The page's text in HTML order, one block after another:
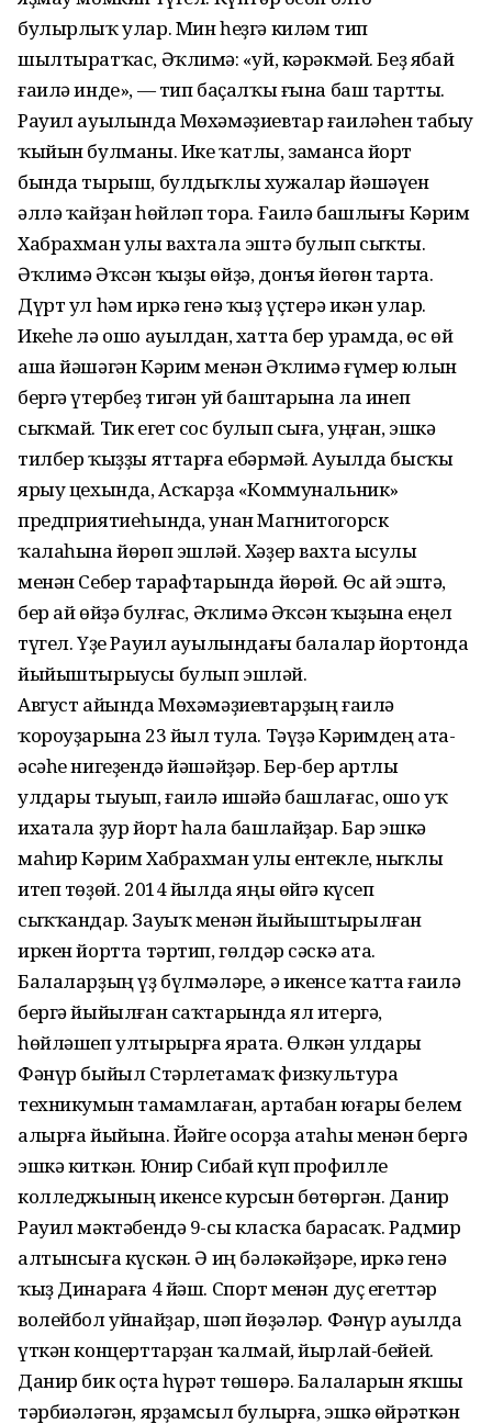
булырлыҡ улар. Мин һеҙгә киләм тип
шылтыратҡас, Әҡлимә: «Ҡуй, кәрәкмәй. Беҙ ябай
ғаилә инде», — тип баҫалҡы ғына баш тартты.
Рауил ауылында Мөхәмәҙиевтар ғаиләһен табыу
ҡыйын булманы. Ике ҡатлы, заманса йорт
бында тырыш, булдыҡлы хужалар йәшәүен
әллә ҡайҙан һөйләп тора. Ғаилә башлығы Кәрим
Хабрахман улы вахтала эштә булып сыҡты.
Әҡлимә Әҡсән ҡыҙы өйҙә, донъя йөгөн тарта.
Дүрт ул һәм иркә генә ҡыҙ үҫтерә икән улар.
Икеһе лә ошо ауылдан, хатта бер урамда, өс өй
аша йәшәгән Кәрим менән Әҡлимә ғүмер юлын
бергә үтербеҙ тигән уй баштарына ла инеп
сыҡмай. Тик егет сос булып сыға, уңған, эшкә
тилбер ҡыҙҙы яттарға ебәрмәй. Ауылда бысҡы
ярыу цехында, Асҡарҙа «Коммунальник»
предприятиеһында, унан Магнитогорск
ҡалаһына йөрөп эшләй. Хәҙер вахта ысулы
менән Себер тарафтарында йөрөй. Өс ай эштә,
бер ай өйҙә булғас, Әҡлимә Әҡсән ҡыҙына еңел
түгел. Үҙе Рауил ауылындағы балалар йортонда
йыйыштырыусы булып эшләй.
Август айында Мөхәмәҙиевтарҙың ғаилә
ҡороуҙарына 23 йыл тула. Тәүҙә Кәримдең ата-
әсәһе нигеҙендә йәшәйҙәр. Бер-бер артлы
улдары тыуып, ғаилә ишәйә башлағас, ошо уҡ
ихатала ҙур йорт һала башлайҙар. Бар эшкә
маһир Кәрим Хабрахман улы ентекле, ныҡлы
итеп төҙөй. 2014 йылда яңы өйгә күсеп
сыҡҡандар. Зауыҡ менән йыйыштырылған
иркен йортта тәртип, гөлдәр сәскә ата.
Балаларҙың үҙ бүлмәләре, ә икенсе ҡатта ғаилә
бергә йыйылған саҡтарында ял итергә,
һөйләшеп ултырырға ярата. Өлкән улдары
Фәнүр быйыл Стәрлетамаҡ физкультура
техникумын тамамлаған, артабан юғары белем
алырға йыйына. Йәйге осорҙа атаһы менән бергә
эшкә киткән. Юнир Сибай күп профилле
колледжының икенсе курсын бөтөргән. Данир
Рауил мәктәбендә 9-сы класҡа барасаҡ. Радмир
алтынсыға күскән. Ә иң бәләкәйҙәре, иркә генә
ҡыҙ Динараға 4 йәш. Спорт менән дуҫ егеттәр
волейбол уйнайҙар, шәп йөҙәләр. Фәнүр ауылда
үткән концерттарҙан ҡалмай, йырлай-бейей.
Данир бик оҫта һүрәт төшөрә. Балаларын яҡшы
тәрбиәләгән, ярҙамсыл булырға, эшкә өйрәткән